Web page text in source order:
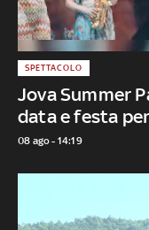
Jova Summer
data e festa
SPETTACOLO
08 ago - 14:19